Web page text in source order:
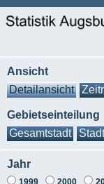
Ansicht
Detailansicht
Gebietseinteilung
Gesamtstadt
Jahr
1999 2000